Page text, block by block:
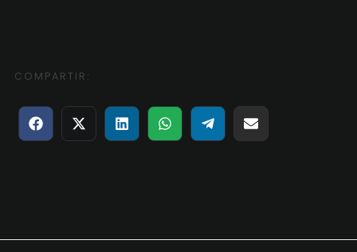
COMPARTIR:
Compartir
en
Compartir
en
Compartir
en
Compartir
en
Compartir
en
Compartir
en